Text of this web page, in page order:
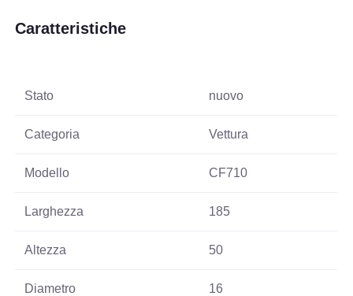
Caratteristiche
Stato nuovo
Categoria Vettura
Modello CF710
Larghezza 185
Altezza 50
Diametro 16